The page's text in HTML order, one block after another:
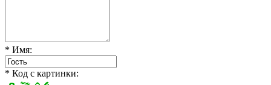
* Имя:
* Код с картинки: